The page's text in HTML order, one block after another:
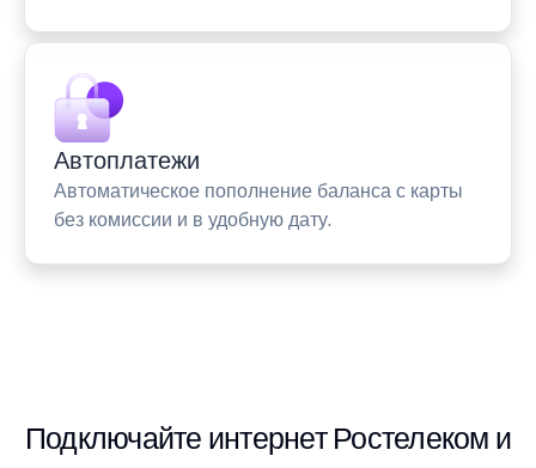
Автоплатежи
Автоматическое пополнение баланса с карты
без комиссии и в удобную дату.
Подключайте интернет Ростелеком и